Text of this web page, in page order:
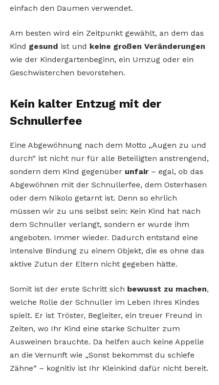
einfach den Daumen verwendet.
Am besten wird ein Zeitpunkt gewählt, an dem das
Kind gesund ist und keine großen Veränderungen
wie der Kindergartenbeginn, ein Umzug oder ein
Geschwisterchen bevorstehen.
Kein kalter Entzug mit der
Schnullerfee
Eine Abgewöhnung nach dem Motto „Augen zu und
durch“ ist nicht nur für alle Beteiligten anstrengend,
sondern dem Kind gegenüber unfair – egal, ob das
Abgewöhnen mit der Schnullerfee, dem Osterhasen
oder dem Nikolo getarnt ist. Denn so ehrlich
müssen wir zu uns selbst sein: Kein Kind hat nach
dem Schnuller verlangt, sondern er wurde ihm
angeboten. Immer wieder. Dadurch entstand eine
intensive Bindung zu einem Objekt, die es ohne das
aktive Zutun der Eltern nicht gegeben hätte.
Somit ist der erste Schritt sich bewusst zu machen,
welche Rolle der Schnuller im Leben Ihres Kindes
spielt. Er ist Tröster, Begleiter, ein treuer Freund in
Zeiten, wo Ihr Kind eine starke Schulter zum
Ausweinen brauchte. Da helfen auch keine Appelle
an die Vernunft wie „Sonst bekommst du schiefe
Zähne“ – kognitiv ist Ihr Kleinkind dafür nicht bereit.